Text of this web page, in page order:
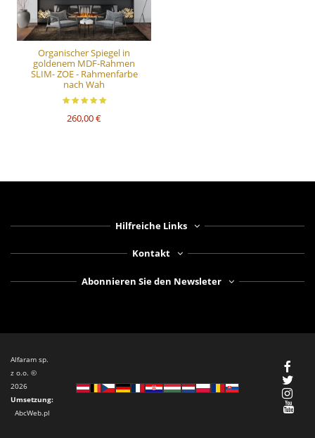
Organischer Spiegel in
goldenem MDF-Rahmen
SLIM- ZOE - Rahmenfarbe
nach Wah
260,00 €
Hilfreiche Links
Kontakt
Abonnieren Sie den Newsleter
Alfaram sp.
z o.o. ©
2026
Umsetzung:
AbcWeb.pl